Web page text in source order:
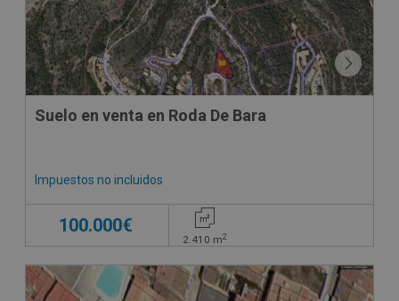
Suelo en venta en Roda De Bara
Impuestos no incluidos
100.000€
2.410 m2